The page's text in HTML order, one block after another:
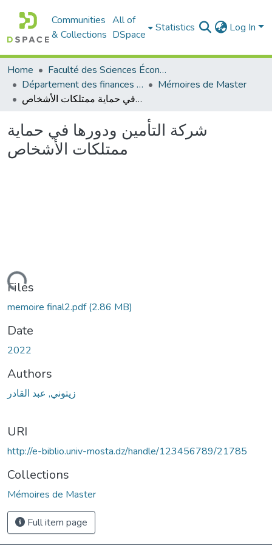
Communities
& Collections
All of
DSpace
Statistics Log In
Home
Faculté des Sciences Économiques Commerciales et des Sciences de Gestion
Département des finances et de comptabilité
Mémoires de Master
شركة التأمين ودورها في حماية ممتلكات الأشخاص
شركة التأمين ودورها في حماية
ممتلكات الأشخاص
Loading...
Files
memoire final2.pdf(2.86 MB)
Date
2022
Authors
زيتوني, عبد القادر
URI
http://e-biblio.univ-mosta.dz/handle/123456789/21785
Collections
Mémoires de Master
Full item page